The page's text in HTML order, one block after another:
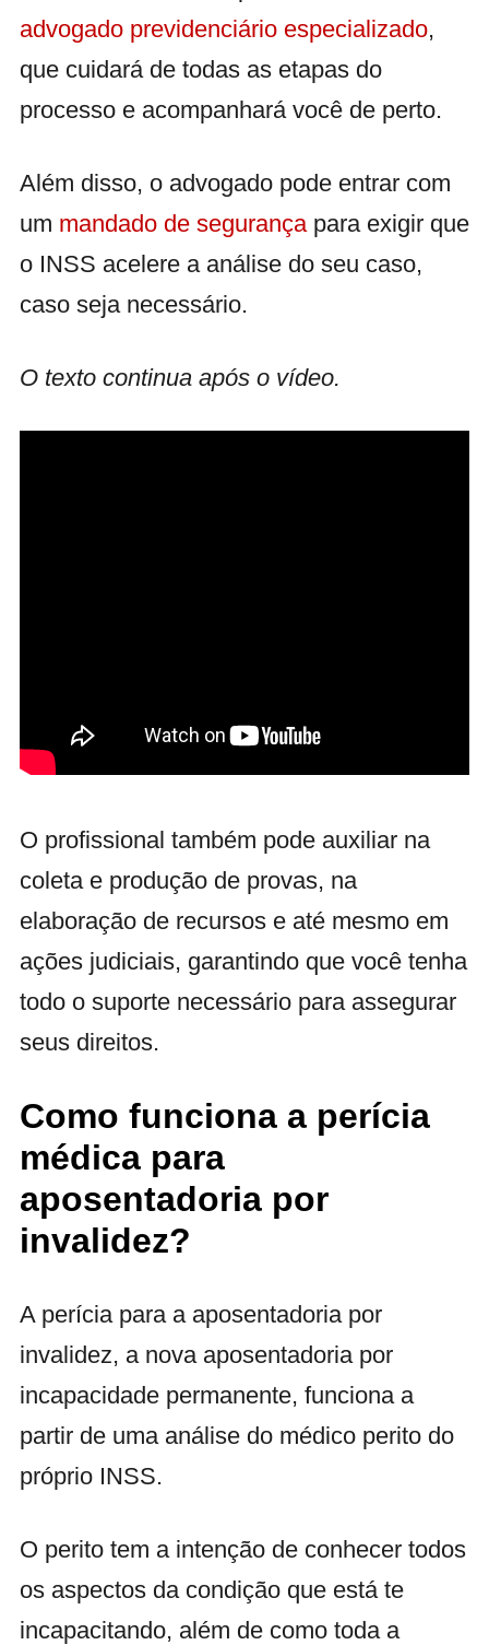
advogado previdenciário especializado,
que cuidará de todas as etapas do
processo e acompanhará você de perto.
Além disso, o advogado pode entrar com
um mandado de segurançapara exigir que
o INSS acelere a análise do seu caso,
caso seja necessário.
O texto continua após o vídeo.
O profissional também pode auxiliar na
coleta e produção de provas, na
elaboração de recursos e até mesmo em
ações judiciais, garantindo que você tenha
todo o suporte necessário para assegurar
seus direitos.
Como funciona a perícia
médica para
aposentadoria por
invalidez?
A perícia para a aposentadoria por
invalidez, a nova aposentadoria por
incapacidade permanente, funciona a
partir de uma análise do médico perito do
próprio INSS.
O perito tem a intenção de conhecer todos
os aspectos da condição que está te
incapacitando, além de como toda a